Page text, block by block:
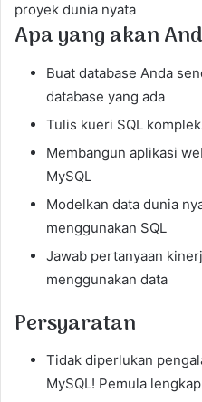
proyek dunia nyata
Apa yang akan
Buat database Anda
database yang ada
Tulis kueri SQL
Membangun aplikasi
MySQL
Modelkan data dunia
menggunakan SQL
Jawab pertanyaan
menggunakan data
Persyaratan
Tidak diperlukan
MySQL! Pemula